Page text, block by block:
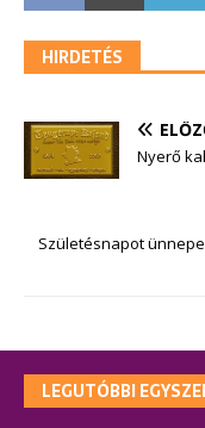
HIRDETÉS
Nyerő
Születésnapot
LEGUTÓBBI